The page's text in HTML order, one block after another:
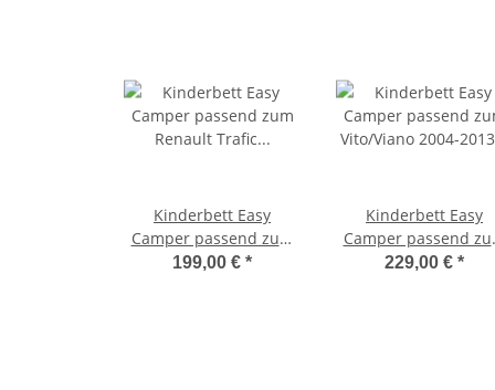
Kinderbett Easy
Camper passend zum
Renault Trafic 2001-
199,00 € *
Kinderbett Easy
Camper passend
Vito/Viano 2004-
229,00 € *